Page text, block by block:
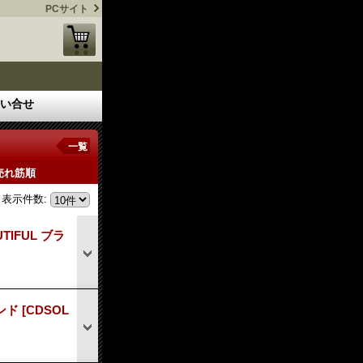
PCサイト
合せ
一覧
れ筋順
表示件数:
ブラ
ド [CDSOL